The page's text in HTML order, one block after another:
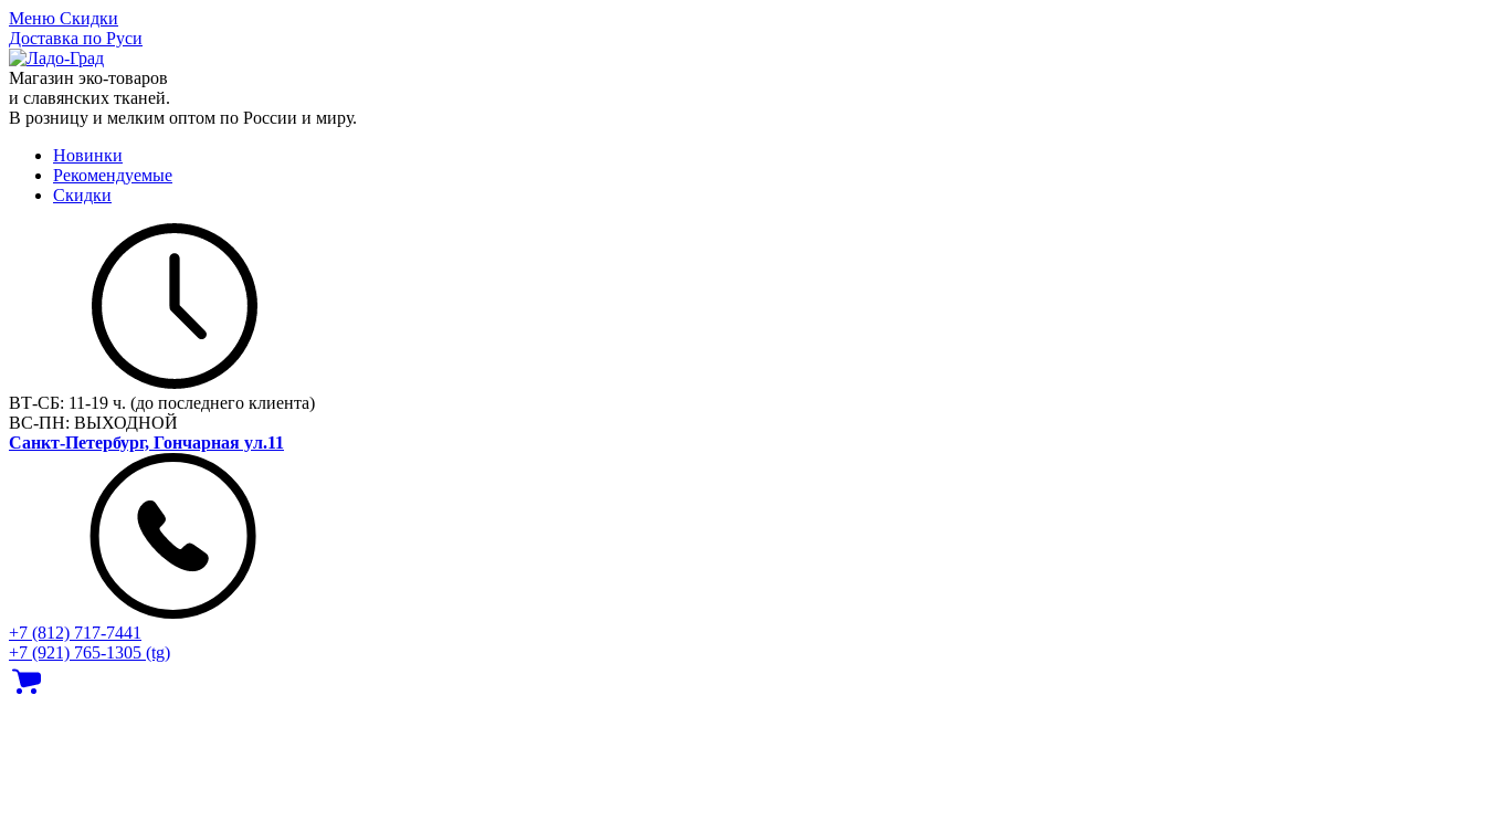
Меню Скидки
Доставка по Руси
Магазин эко-товаров
и славянских тканей.
В розницу и мелким оптом по России и миру.
Новинки
Рекомендуемые
Скидки
ВТ-СБ: 11-19 ч. (до последнего клиента)
ВС-ПН: ВЫХОДНОЙ
Санкт-Петербург, Гончарная ул.11
+7 (812) 717‑7441
+7 (921) 765-1305 (tg)